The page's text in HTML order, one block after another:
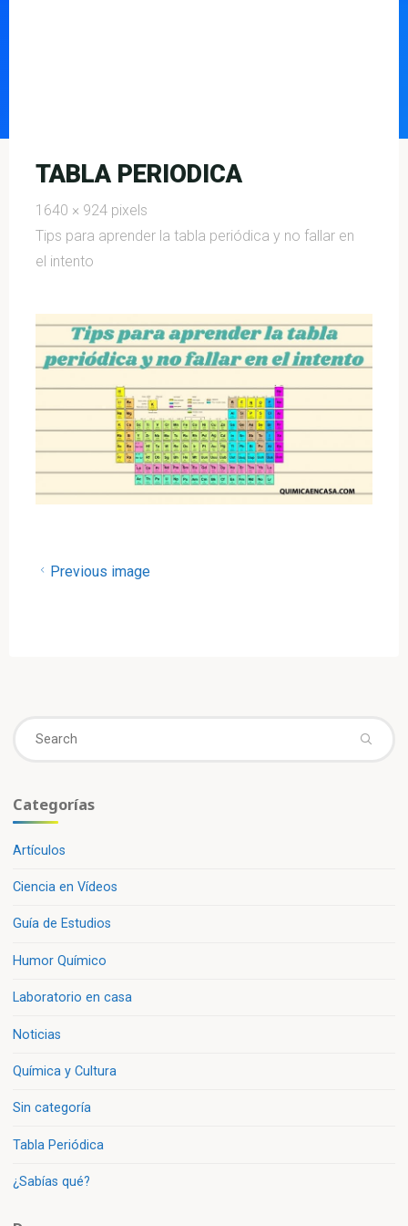
TABLA PERIODICA
Full
size
1640 × 924 pixels
Tips para aprender la tabla periódica y no fallar en
el intento
Previous image
Categorías
Artículos
Ciencia en Vídeos
Guía de Estudios
Humor Químico
Laboratorio en casa
Noticias
Química y Cultura
Sin categoría
Tabla Periódica
¿Sabías qué?